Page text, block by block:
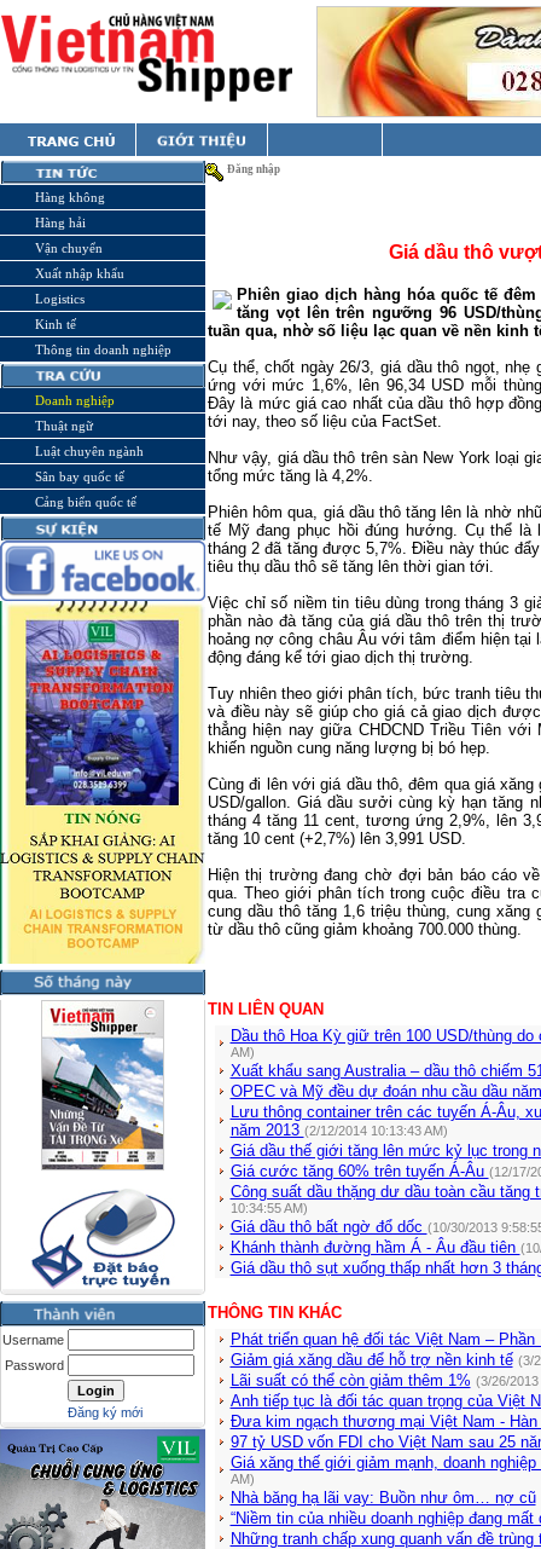
Hàng không
Hàng hải
Vận chuyển
Xuất nhập khẩu
Logistics
Kinh tế
Thông tin doanh nghiệp
Doanh nghiệp
Thuật ngữ
Luật chuyên ngành
Sân bay quốc tế
Cảng biển quốc tế
Username
Password
Đăng ký mới
Đăng nhập
Giá dầu thô
Phiên giao dịch hàng hóa quốc tế
tăng vọt lên trên ngưỡng 96 USD/
tuần qua, nhờ số liệu lạc quan về nền kinh
Cụ thể, chốt ngày 26/3, giá dầu thô ngọt,
ứng với mức 1,6%, lên 96,34 USD mỗi
Đây là mức giá cao nhất của dầu thô hợp
tới nay, theo số liệu của FactSet.
Như vậy, giá dầu thô trên sàn New Yorkloại
tổng mức tăng là 4,2%.
Phiên hôm qua, giá dầu thô tăng lên là nhờ
tế Mỹ đang phục hồi đúng hướng. Cụ thể là
tháng 2 đã tăng được 5,7%. Điều này thúc
tiêu thụ dầu thô sẽ tăng lên thời gian tới.
Việc chỉ số niềm tin tiêu dùng trong tháng 3
phần nào đà tăng của giá dầu thô trên thị
hoảng nợ công châu Âu với tâm điểm hiện tại
động đáng kể tới giao dịch thị trường.
Tuy nhiên theo giới phân tích, bức tranh tiêu
và điều này sẽ giúp cho giá cả giao dịch
thẳng hiện nay giữa CHDCND Triều Tiên
khiến nguồn cung năng lượng bị bó hẹp.
Cùng đi lên với giá dầu thô, đêm qua giá
USD/gallon. Giá dầu sưởi cùng kỳ hạn tăng
tháng 4 tăng 11 cent, tương ứng 2,9%, lên
tăng 10 cent (+2,7%) lên 3,991 USD.
Hiện thị trường đang chờ đợi bản báo cáo
qua. Theo giới phân tích trong cuộc điều tra
cung dầu thô tăng 1,6 triệu thùng, cung
từ dầu thô cũng giảm khoảng 700.000 thùng.
TIN LIÊN QUAN
Dầu thô Hoa Kỳ giữ trên 100 USD/thùng
AM)
Xuất khẩu sang Australia – dầu thô chiếm
OPEC và Mỹ đều dự đoán nhu cầu dầu
Lưu thông container trên các tuyến Á-Âu,
năm 2013 (2/12/2014 10:13:43 AM)
Giá dầu thế giới tăng lên mức kỷ lục trong
Giá cước tăng 60% trên tuyến Á-Âu (12/17/
Công suất dầu thặng dư dầu toàn cầu tăng
10:34:55 AM)
Giá dầu thô bất ngờ đổ dốc (10/30/2013
Khánh thành đường hầm Á - Âu đầu tiên
Giá dầu thô sụt xuống thấp nhất hơn 3
THÔNG TIN KHÁC
Phát triển quan hệ đối tác Việt Nam – Phần
Giảm giá xăng dầu để hỗ trợ nền kinh tế (3/
Lãi suất có thể còn giảm thêm 1% (3/26/2013
Anh tiếp tục là đối tác quan trọng của Việt
Đưa kim ngạch thương mại Việt Nam - Hàn
97 tỷ USD vốn FDI cho Việt Nam sau 25
Giá xăng thế giới giảm mạnh, doanh
AM)
Nhà băng hạ lãi vay: Buồn như ôm… nợ cũ
“Niềm tin của nhiều doanh nghiệp đang mất
Những tranh chấp xung quanh vấn đề trùng